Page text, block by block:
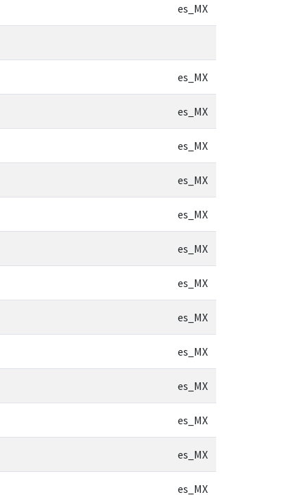
es_MX
es_MX
es_MX
es_MX
es_MX
es_MX
es_MX
es_MX
es_MX
es_MX
es_MX
es_MX
es_MX
es_MX